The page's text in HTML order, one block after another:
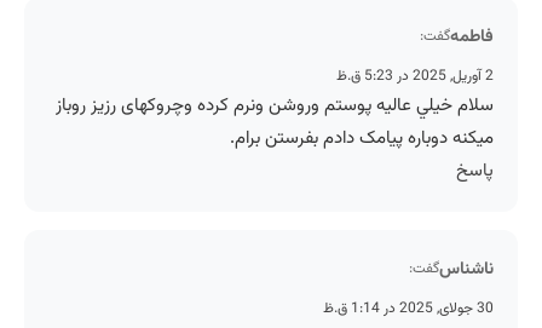
فاطمهگفت:
2 آوریل, 2025 در 5:23 ق.ظ
سلام خيلي عاليه پوستم وروشن ونرم کرده وچروکهای رزیز روباز
میکنه دوباره پیامک دادم بفرستن برام.
پاسخ
ناشناسگفت:
30 جولای, 2025 در 1:14 ق.ظ